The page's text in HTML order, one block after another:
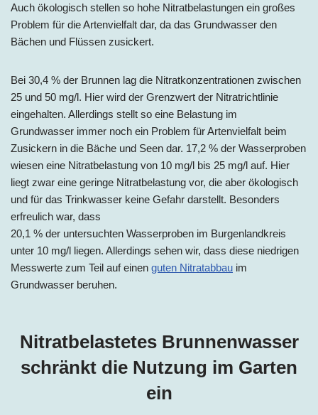
Auch ökologisch stellen so hohe Nitratbelastungen ein großes
Problem für die Artenvielfalt dar, da das Grundwasser den
Bächen und Flüssen zusickert.
Bei 30,4 % der Brunnen lag die Nitratkonzentrationen zwischen
25 und 50 mg/l. Hier wird der Grenzwert der Nitratrichtlinie
eingehalten. Allerdings stellt so eine Belastung im
Grundwasser immer noch ein Problem für Artenvielfalt beim
Zusickern in die Bäche und Seen dar. 17,2 % der Wasserproben
wiesen eine Nitratbelastung von 10 mg/l bis 25 mg/l auf. Hier
liegt zwar eine geringe Nitratbelastung vor, die aber ökologisch
und für das Trinkwasser keine Gefahr darstellt. Besonders
erfreulich war, dass
20,1 % der untersuchten Wasserproben im Burgenlandkreis
unter 10 mg/l liegen. Allerdings sehen wir, dass diese niedrigen
Messwerte zum Teil auf einen guten Nitratabbau im
Grundwasser beruhen.
Nitratbelastetes Brunnenwasser
schränkt die Nutzung im Garten
ein